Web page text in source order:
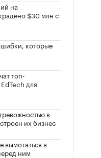
на
$30 млн с
которые
топ-
для
в
их бизнес
вымотаться в
ним